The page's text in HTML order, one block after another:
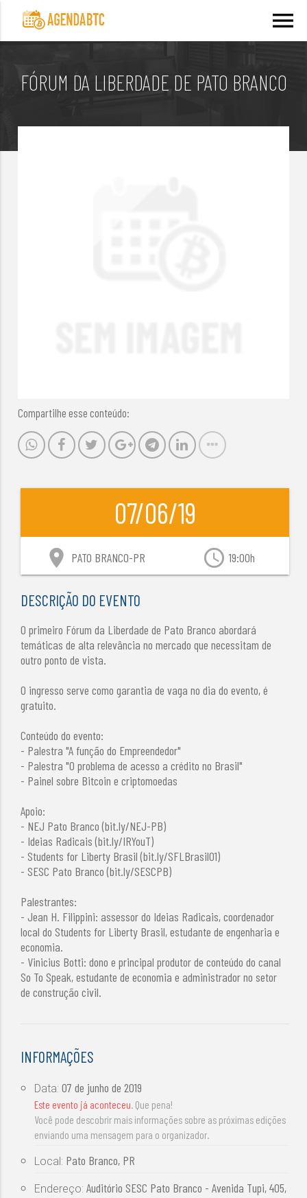
menu
FÓRUM DA LIBERDADE DE PATO BRANCO
Compartilhe esse conteúdo:
07/06/19
access_time 19:00h
location_on PATO BRANCO-PR
DESCRIÇÃO DO EVENTO
O primeiro Fórum da Liberdade de Pato Branco abordará
temáticas de alta relevância no mercado que necessitam de
outro ponto de vista.
O ingresso serve como garantia de vaga no dia do evento, é
gratuito.
Conteúdo do evento:
- Palestra "A função do Empreendedor"
- Palestra "O problema de acesso a crédito no Brasil"
- Painel sobre Bitcoin e criptomoedas
Apoio:
- NEJ Pato Branco (bit.ly/NEJ-PB)
- Ideias Radicais (bit.ly/IRYouT)
- Students for Liberty Brasil (bit.ly/SFLBrasil01)
- SESC Pato Branco (bit.ly/SESCPB)
Palestrantes:
- Jean H. Filippini: assessor do Ideias Radicais, coordenador
local do Students for Liberty Brasil, estudante de engenharia e
economia.
- Vinicius Botti: dono e principal produtor de conteúdo do canal
So To Speak, estudante de economia e administrador no setor
de construção civil.
INFORMAÇÕES
Data:07 de junho de 2019
Este evento já aconteceu. Que pena!
Você pode descobrir mais informações sobre as próximas edições
enviando uma mensagem para o organizador.
Local: Pato Branco, PR
Endereço:Auditório SESC Pato Branco - Avenida Tupi, 405,